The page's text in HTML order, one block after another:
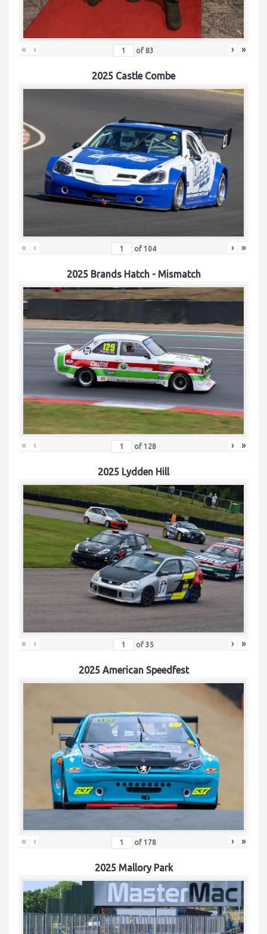
« ‹ of 83 › »
2025 Castle Combe
« ‹ of 104 › »
2025 Brands Hatch - Mismatch
« ‹ of 128 › »
2025 Lydden Hill
« ‹ of 35 › »
2025 American Speedfest
« ‹ of 178 › »
2025 Mallory Park